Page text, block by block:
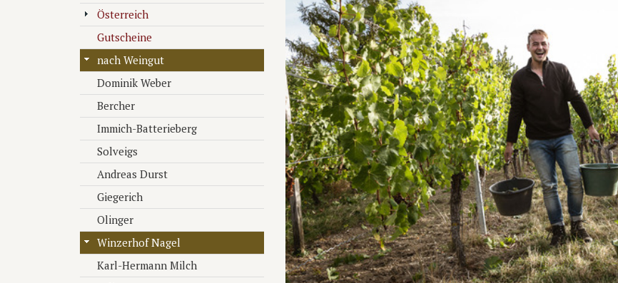
Österreich
Gutscheine
nach Weingut
Dominik Weber
Bercher
Immich-Batterieberg
Solveigs
Andreas Durst
Giegerich
Olinger
Winzerhof Nagel
Karl-Hermann Milch